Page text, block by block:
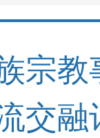
宗
交